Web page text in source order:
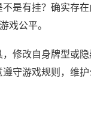
是有挂？确实存
戏公平。
修改自身牌型或
守游戏规则，维护